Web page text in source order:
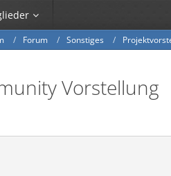
Forum Sonstiges
Vorstellung